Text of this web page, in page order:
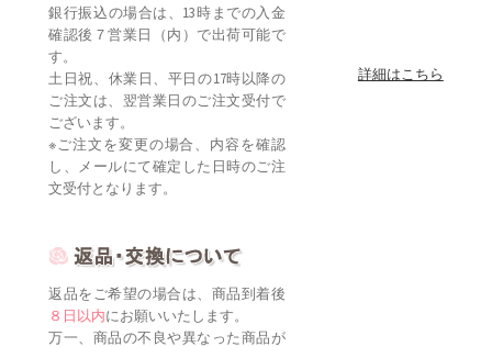
銀行振込の場合は、13時までの入金
確認後７営業日（内）で出荷可能で
す。
土日祝、休業日、平日の17時以降の
ご注文は、翌営業日のご注文受付で
ございます。
※ご注文を変更の場合、内容を確認
し、メールにて確定した日時のご注
文受付となります。
詳細はこちら
返品をご希望の場合は、商品到着後
８日以内にお願いいたします。
万一、商品の不良や異なった商品が